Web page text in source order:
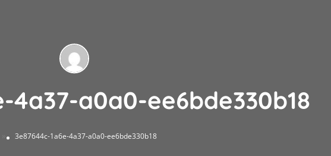
4a37-a0a0-ee6bde330b18
3e87644c-1a6e-4a37-a0a0-ee6bde330b18